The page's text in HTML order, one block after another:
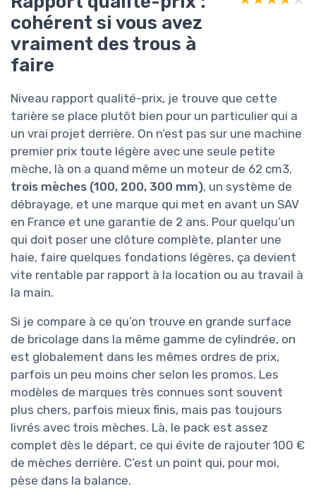
cohérent si vous avez
vraiment des trous à
faire
Niveau rapport qualité-prix, je trouve que cette
tarière se place plutôt bien pour un particulier qui a
un vrai projet derrière. On n’est pas sur une machine
premier prix toute légère avec une seule petite
mèche, là on a quand même un moteur de 62 cm3,
trois mèches (100, 200, 300 mm), un système de
débrayage, et une marque qui met en avant un SAV
en France et une garantie de 2 ans. Pour quelqu’un
qui doit poser une clôture complète, planter une
haie, faire quelques fondations légères, ça devient
vite rentable par rapport à la location ou au travail à
la main.
Si je compare à ce qu’on trouve en grande surface
de bricolage dans la même gamme de cylindrée, on
est globalement dans les mêmes ordres de prix,
parfois un peu moins cher selon les promos. Les
modèles de marques très connues sont souvent
plus chers, parfois mieux finis, mais pas toujours
livrés avec trois mèches. Là, le pack est assez
complet dès le départ, ce qui évite de rajouter 100 €
de mèches derrière. C’est un point qui, pour moi,
pèse dans la balance.